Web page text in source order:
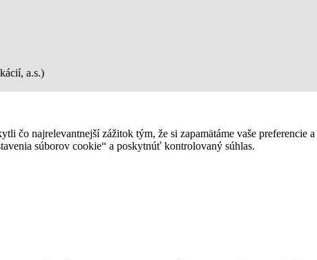
a.s.)
čo najrelevantnejší zážitok tým, že si zapamätáme vaše
súborov cookie“ a poskytnúť kontrolovaný súhlas.